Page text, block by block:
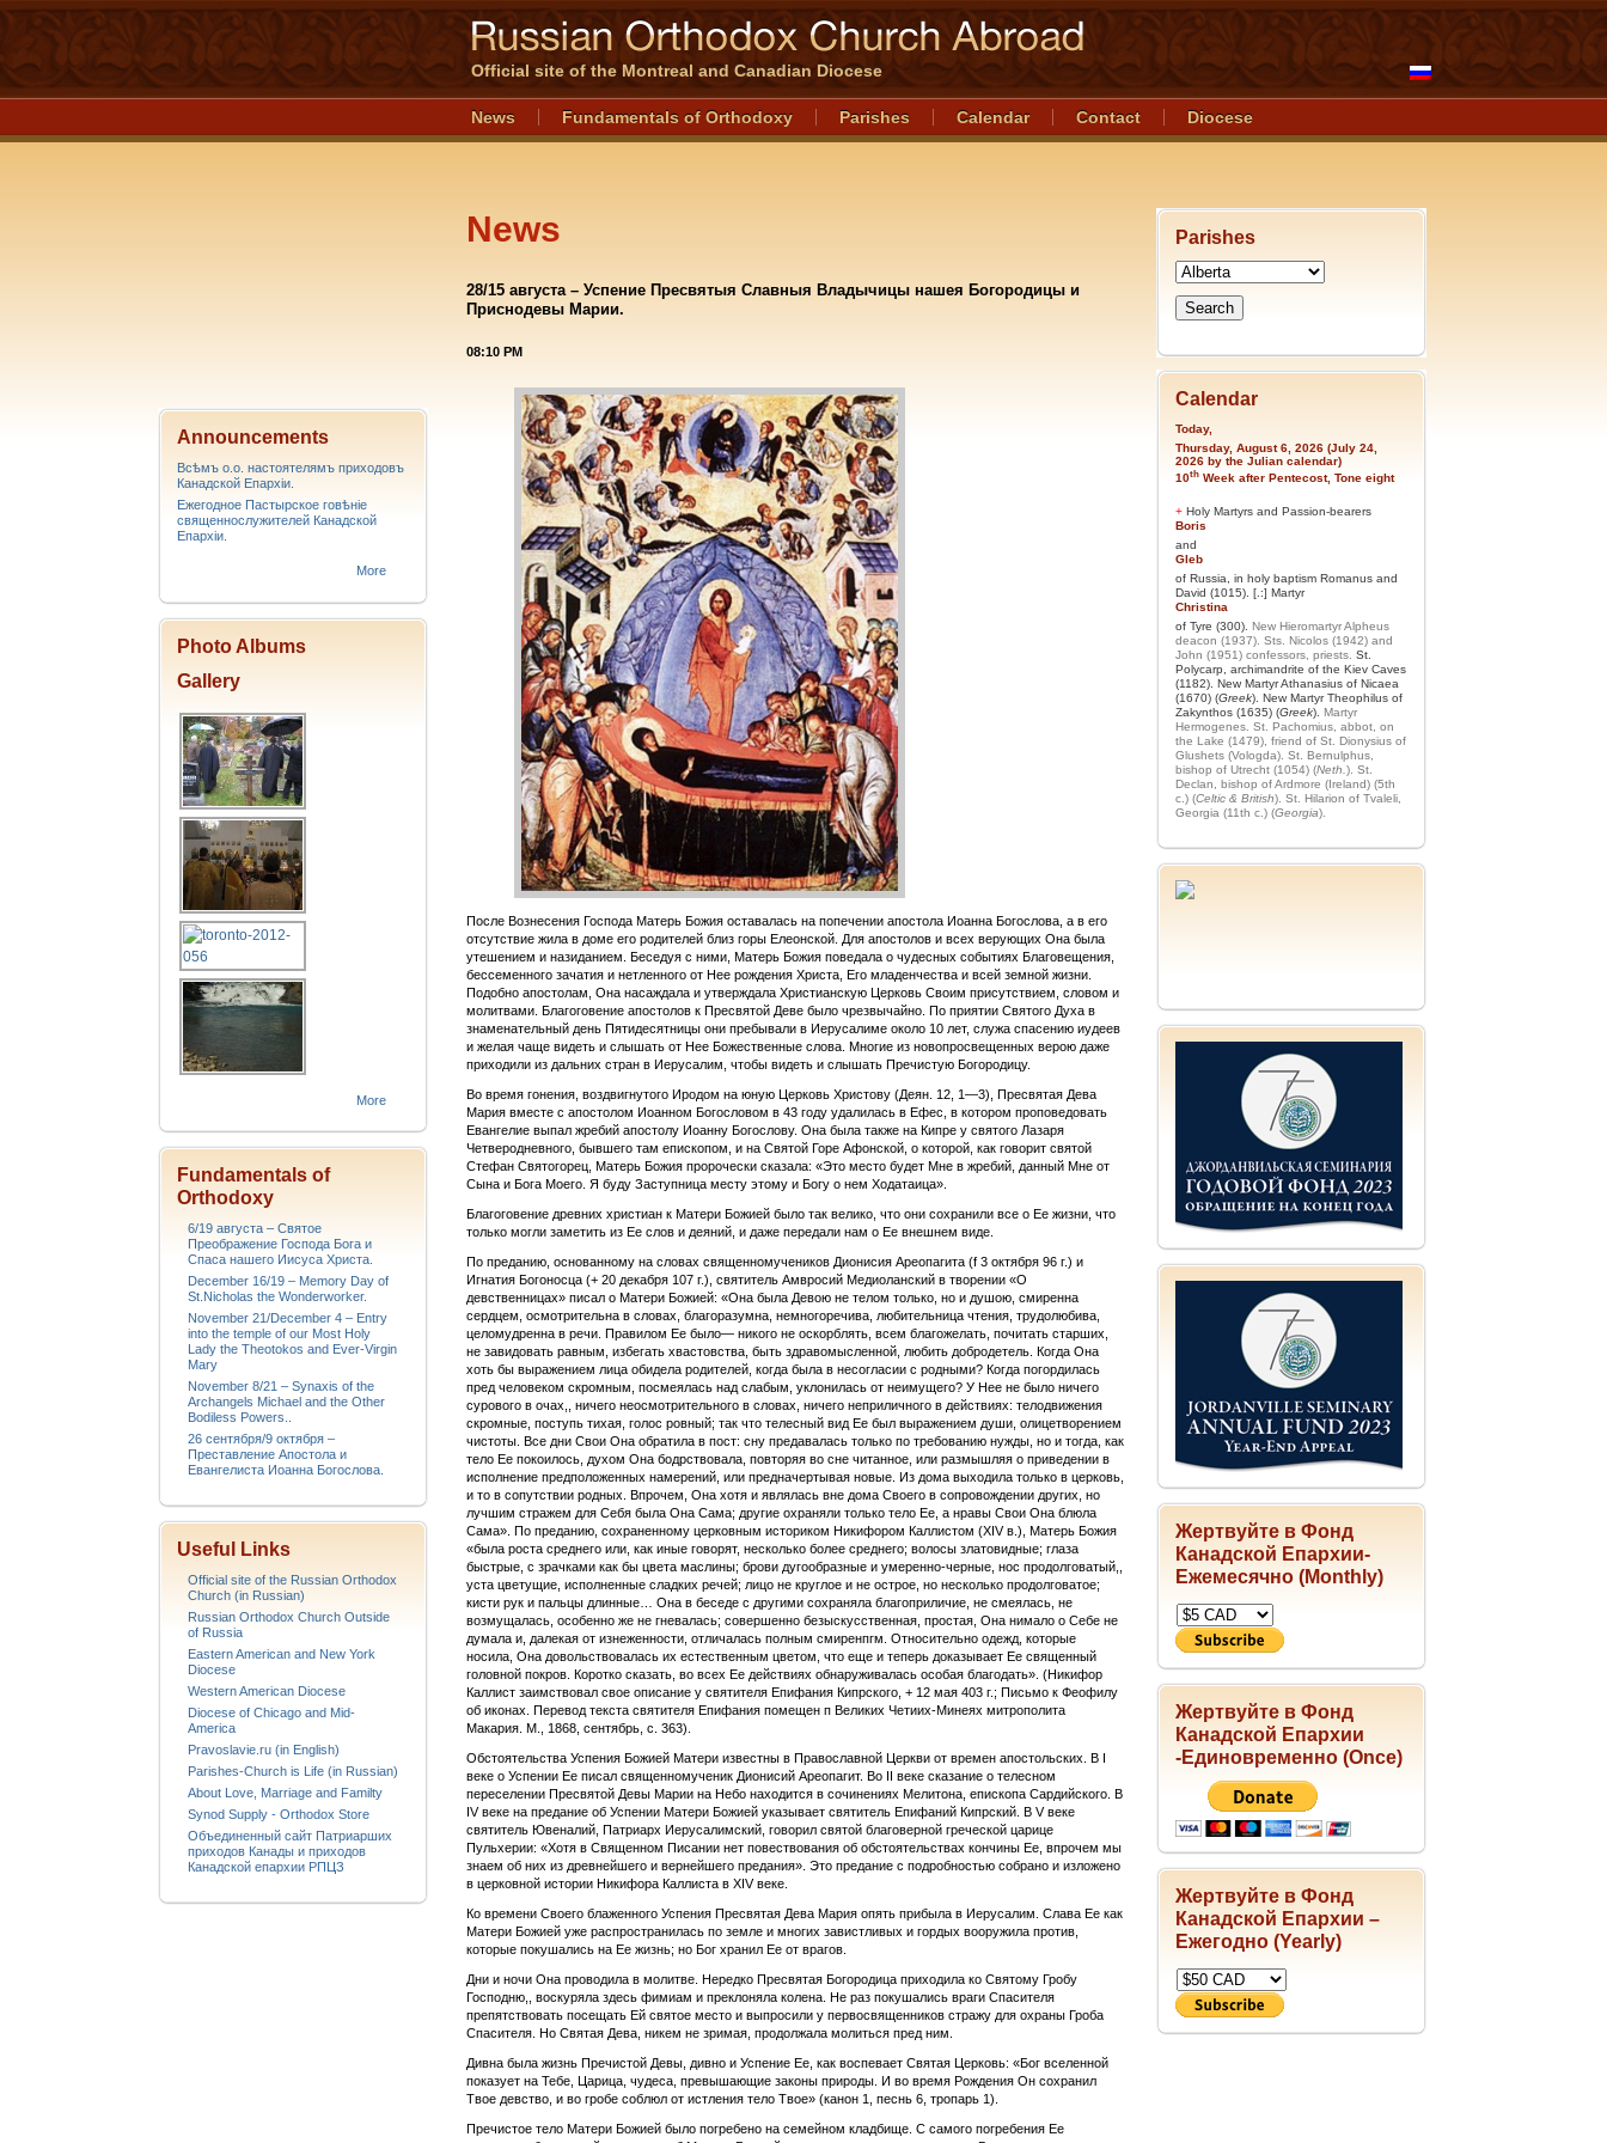
Official site of the Montreal and Canadian Diocese
News Fundamentals of Orthodoxy Parishes Calendar Contact Diocese
Parishes
Calendar
Today,
Thursday, August 6, 2026 (July 24,
2026 by the Julian calendar)
10th Week after Pentecost, Tone eight
+ Holy Martyrs and Passion-bearers
Boris
and
Gleb
of Russia, in holy baptism Romanus and
David (1015). [.:] Martyr
Christina
of Tyre (300). New Hieromartyr Alpheus
deacon (1937). Sts. Nicolos (1942) and
John (1951) confessors, priests. St.
Polycarp, archimandrite of the Kiev Caves
(1182). New Martyr Athanasius of Nicaea
(1670) (Greek). New Martyr Theophilus of
Zakynthos (1635) (Greek). Martyr
Hermogenes. St. Pachomius, abbot, on
the Lake (1479), friend of St. Dionysius of
Glushets (Vologda). St. Bernulphus,
bishop of Utrecht (1054) (Neth.). St.
Declan, bishop of Ardmore (Ireland) (5th
c.) (Celtic & British). St. Hilarion of Tvaleli,
Georgia (11th c.) (Georgia).
Жертвуйте в Фонд
Канадской Епархии-
Ежемесячно (Monthly)
Жертвуйте в Фонд
Канадской Епархии
-Единовременно (Once)
Жертвуйте в Фонд
Канадской Епархии –
Ежегодно (Yearly)
News
28/15 августа – Успение Пресвятыя Славныя Владычицы нашея Богородицы и
Приснодевы Марии.
08:10 PM
После Вознесения Господа Матерь Божия оставалась на попечении апостола Иоанна Богослова, а в его
отсутствие жила в доме его родителей близ горы Елеонской. Для апостолов и всех верующих Она была
утешением и назиданием. Беседуя с ними, Матерь Божия поведала о чудесных событиях Благовещения,
бессеменного зачатия и нетленного от Нее рождения Христа, Его младенчества и всей земной жизни.
Подобно апостолам, Она насаждала и утверждала Христианскую Церковь Своим присутствием, словом и
молитвами. Благоговение апостолов к Пресвятой Деве было чрезвычайно. По приятии Святого Духа в
знаменательный день Пятидесятницы они пребывали в Иерусалиме около 10 лет, служа спасению иудеев
и желая чаще видеть и слышать от Нее Божественные слова. Многие из новопросвещенных верою даже
приходили из дальних стран в Иерусалим, чтобы видеть и слышать Пречистую Богородицу.
Во время гонения, воздвигнутого Иродом на юную Церковь Христову (Деян. 12, 1—3), Пресвятая Дева
Мария вместе с апостолом Иоанном Богословом в 43 году удалилась в Ефес, в котором проповедовать
Евангелие выпал жребий апостолу Иоанну Богослову. Она была также на Кипре у святого Лазаря
Четверодневного, бывшего там епископом, и на Святой Горе Афонской, о которой, как говорит святой
Стефан Святогорец, Матерь Божия пророчески сказала: «Это место будет Мне в жребий, данный Мне от
Сына и Бога Моего. Я буду Заступница месту этому и Богу о нем Ходатаица».
Благоговение древних христиан к Матери Божией было так велико, что они сохранили все о Ее жизни, что
только могли заметить из Ее слов и деяний, и даже передали нам о Ее внешнем виде.
По преданию, основанному на словах священномучеников Дионисия Ареопагита (f 3 октября 96 г.) и
Игнатия Богоносца (+ 20 декабря 107 г.), святитель Амвросий Медиоланский в творении «О
девственницах» писал о Матери Божией: «Она была Девою не телом только, но и душою, смиренна
сердцем, осмотрительна в словах, благоразумна, немногоречива, любительница чтения, трудолюбива,
целомудренна в речи. Правилом Ее было— никого не оскорблять, всем благожелать, почитать старших,
не завидовать равным, избегать хвастовства, быть здравомысленной, любить добродетель. Когда Она
хоть бы выражением лица обидела родителей, когда была в несогласии с родными? Когда погордилась
пред человеком скромным, посмеялась над слабым, уклонилась от неимущего? У Нее не было ничего
сурового в очах,, ничего неосмотрительного в словах, ничего неприличного в действиях: телодвижения
скромные, поступь тихая, голос ровный; так что телесный вид Ее был выражением души, олицетворением
чистоты. Все дни Свои Она обратила в пост: сну предавалась только по требованию нужды, но и тогда, как
тело Ее покоилось, духом Она бодрствовала, повторяя во сне читанное, или размышляя о приведении в
исполнение предположенных намерений, или предначертывая новые. Из дома выходила только в церковь,
и то в сопутствии родных. Впрочем, Она хотя и являлась вне дома Своего в сопровождении других, но
лучшим стражем для Себя была Она Сама; другие охраняли только тело Ее, а нравы Свои Она блюла
Сама». По преданию, сохраненному церковным историком Никифором Каллистом (XIV в.), Матерь Божия
«была роста среднего или, как иные говорят, несколько более среднего; волосы златовидные; глаза
быстрые, с зрачками как бы цвета маслины; брови дугообразные и умеренно-черные, нос продолговатый,,
уста цветущие, исполненные сладких речей; лицо не круглое и не острое, но несколько продолговатое;
кисти рук и пальцы длинные… Она в беседе с другими сохраняла благоприличие, не смеялась, не
возмущалась, особенно же не гневалась; совершенно безыскусственная, простая, Она нимало о Себе не
думала и, далекая от изнеженности, отличалась полным смиренпгм. Относительно одежд, которые
носила, Она довольствовалась их естественным цветом, что еще и теперь доказывает Ее священный
головной покров. Коротко сказать, во всех Ее действиях обнаруживалась особая благодать». (Никифор
Каллист заимствовал свое описание у святителя Епифания Кипрского, + 12 мая 403 г.; Письмо к Феофилу
об иконах. Перевод текста святителя Епифания помещен п Великих Четиих-Минеях митрополита
Макария. М., 1868, сентябрь, с. 363).
Обстоятельства Успения Божией Матери известны в Православной Церкви от времен апостольских. В I
веке о Успении Ее писал священномученик Дионисий Ареопагит. Во II веке сказание о телесном
переселении Пресвятой Девы Марии на Небо находится в сочинениях Мелитона, епископа Сардийского. В
IV веке на предание об Успении Матери Божией указывает святитель Епифаний Кипрский. В V веке
святитель Ювеналий, Патриарх Иерусалимский, говорил святой благоверной греческой царице
Пульхерии: «Хотя в Священном Писании нет повествования об обстоятельствах кончины Ее, впрочем мы
знаем об них из древнейшего и вернейшего предания». Это предание с подробностью собрано и изложено
в церковной истории Никифора Каллиста в XIV веке.
Ко времени Своего блаженного Успения Пресвятая Дева Мария опять прибыла в Иерусалим. Слава Ее как
Матери Божией уже распространилась по земле и многих завистливых и гордых вооружила против,
которые покушались на Ее жизнь; но Бог хранил Ее от врагов.
Дни и ночи Она проводила в молитве. Нередко Пресвятая Богородица приходила ко Святому Гробу
Господню,, воскуряла здесь фимиам и преклоняла колена. Не раз покушались враги Спасителя
препятствовать посещать Ей святое место и выпросили у первосвященников стражу для охраны Гроба
Спасителя. Но Святая Дева, никем не зримая, продолжала молиться пред ним.
Дивна была жизнь Пречистой Девы, дивно и Успение Ее, как воспевает Святая Церковь: «Бог вселенной
показует на Тебе, Царица, чудеса, превышающие законы природы. И во время Рождения Он сохранил
Твое девство, и во гробе соблюл от истления тело Твое» (канон 1, песнь 6, тропарь 1).
Пречистое тело Матери Божией было погребено на семейном кладбище. С самого погребения Ее
Announcements
Всѣмъ о.о. настоятелямъ приходовъ
Канадской Епархiи.
Ежегодное Пастырское говѣніе
священнослужителей Канадской
Епархіи.
More
Photo Albums
Gallery
More
Fundamentals of
Orthodoxy
6/19 августа – Святое
Преображение Господа Бога и
Спаса нашего Иисуса Христа.
December 16/19 – Memory Day of
St.Nicholas the Wonderworker.
November 21/December 4 – Entry
into the temple of our Most Holy
Lady the Theotokos and Ever-Virgin
Mary
November 8/21 – Synaxis of the
Archangels Michael and the Other
Bodiless Powers..
26 сентября/9 октября –
Преставление Апостола и
Евангелиста Иоанна Богослова.
Useful Links
Official site of the Russian Orthodox
Church (in Russian)
Russian Orthodox Church Outside
of Russia
Eastern American and New York
Diocese
Western American Diocese
Diocese of Chicago and Mid-
America
Pravoslavie.ru (in English)
Parishes-Church is Life (in Russian)
About Love, Marriage and Familty
Synod Supply - Orthodox Store
Объединенный сайт Патриарших
приходов Канады и приходов
Канадской епархии РПЦЗ